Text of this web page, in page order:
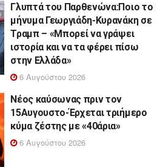
Γλυπτά του Παρθενώνα:Ποιο το
μήνυμα Γεωργιάδη-Κυρανάκη σε
Τραμπ – «Μπορεί να γράψει
ιστορία και να τα φέρει πίσω
στην Ελλάδα»
6 Αυγούστου 2026
Νέος καύσωνας πριν τον
15Αυγουστο-Έρχεται τριήμερο
κύμα ζέστης με «40άρια»
6 Αυγούστου 2026